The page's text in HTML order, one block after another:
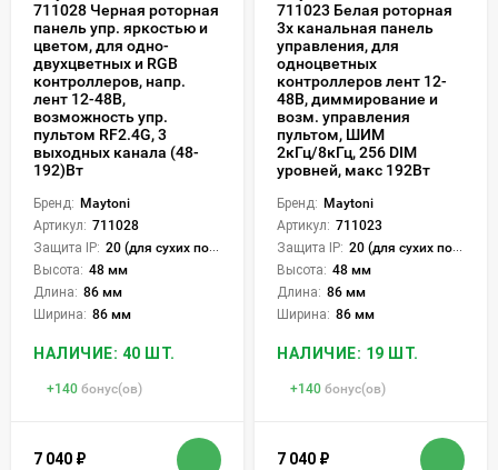
711028 Черная роторная
панель упр. яркостью и
цветом, для одно-
двухцветных и RGB
контроллеров, напр.
лент 12-48В,
возможность упр.
пультом RF2.4G, 3
выходных канала (48-
192)Вт
Бренд: Maytoni
Артикул: 711028
Защита IP: 20 (для сухих пом.)
Высота: 48 мм
Длина: 86 мм
Ширина: 86 мм
НАЛИЧИЕ: 40 ШТ.
+140 бонус(ов)
7 040 ₽
711023 Белая роторная
3х канальная панель
управления, для
одноцветных
контроллеров лент 12-
48В, диммирование и
возм. управления
пультом, ШИМ
2кГц/8кГц, 256 DIM
уровней, макс 192Вт
Бренд: Maytoni
Артикул: 711023
Защита IP: 20 (для сухих пом.)
Высота: 48 мм
Длина: 86 мм
Ширина: 86 мм
НАЛИЧИЕ: 19 ШТ.
+140 бонус(ов)
7 040 ₽